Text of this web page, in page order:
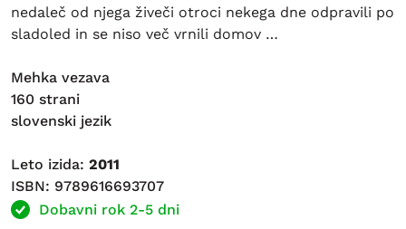
nedaleč od njega živeči otroci nekega dne odpravili po
sladoled in se niso več vrnili domov …
Mehka vezava
160 strani
slovenski jezik
Leto izida: 2011
ISBN: 9789616693707
Dobavni rok 2-5 dni